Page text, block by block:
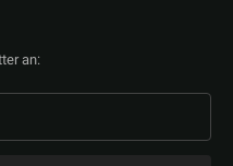
an: